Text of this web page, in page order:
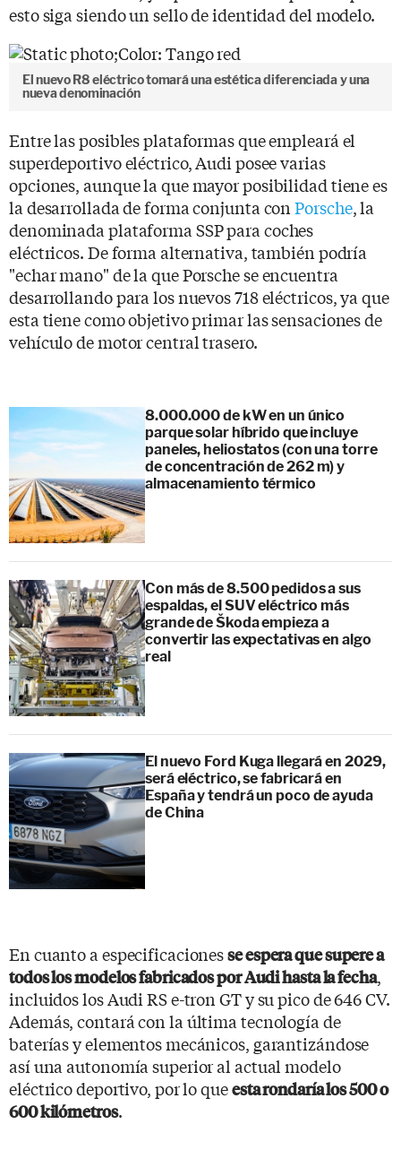
esto siga siendo un sello de identidad del modelo.
El nuevo R8 eléctrico tomará una estética diferenciada y una
nueva denominación
Entre las posibles plataformas que empleará el
superdeportivo eléctrico, Audi posee varias
opciones, aunque la que mayor posibilidad tiene es
la desarrollada de forma conjunta conPorsche, la
denominada plataforma SSP para coches
eléctricos. De forma alternativa, también podría
"echar mano" de la que Porsche se encuentra
desarrollando para los nuevos 718 eléctricos, ya que
esta tiene como objetivo primar las sensaciones de
vehículo de motor central trasero.
8.000.000 de kW en un único
parque solar híbrido que incluye
paneles, heliostatos (con una torre
de concentración de 262 m) y
almacenamiento térmico
Con más de 8.500 pedidos a sus
espaldas, el SUV eléctrico más
grande de Škoda empieza a
convertir las expectativas en algo
real
El nuevo Ford Kuga llegará en 2029,
será eléctrico, se fabricará en
España y tendrá un poco de ayuda
de China
En cuanto a especificacionesse espera que supere a
todos los modelos fabricados por Audi hasta la fecha,
incluidos los Audi RS e-tron GT y su pico de 646 CV.
Además, contará con la última tecnología de
baterías y elementos mecánicos, garantizándose
así una autonomía superior al actual modelo
eléctrico deportivo, por lo queesta rondaría los 500 o
600 kilómetros.